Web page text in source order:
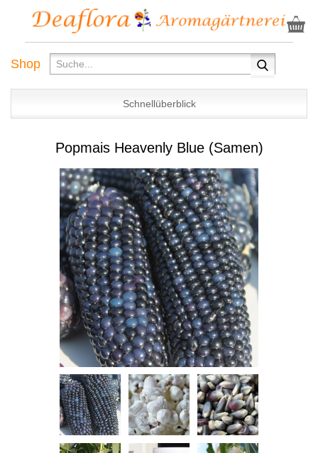
Shop
Schnellüberblick
Popmais Heavenly Blue (Samen)